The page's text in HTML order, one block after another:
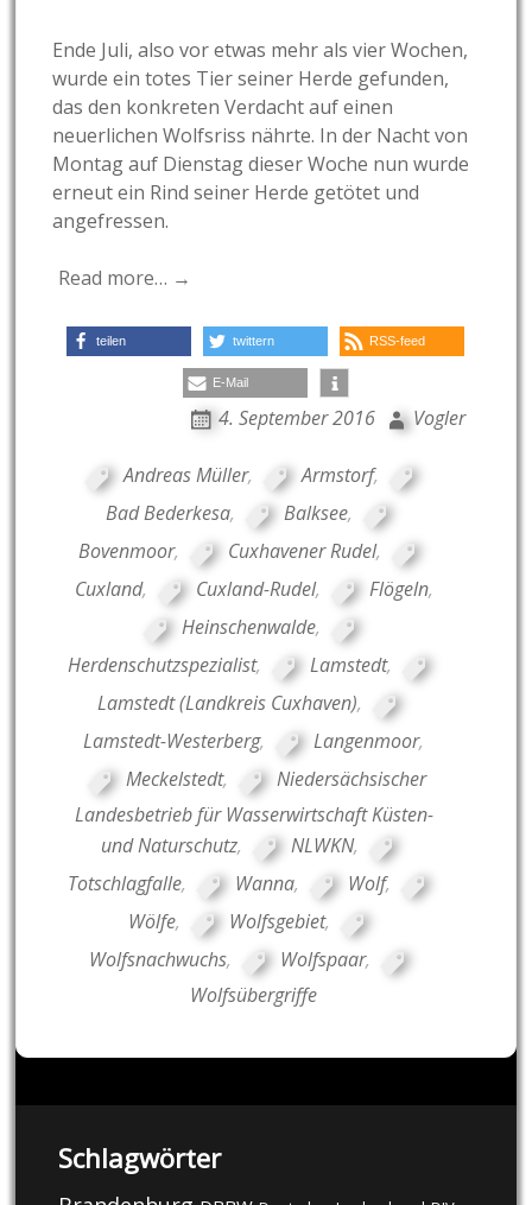
Ende Juli, also vor etwas mehr als vier Wochen,
wurde ein totes Tier seiner Herde gefunden,
das den konkreten Verdacht auf einen
neuerlichen Wolfsriss nährte. In der Nacht von
Montag auf Dienstag dieser Woche nun wurde
erneut ein Rind seiner Herde getötet und
angefressen.
Read more… →
teilen twittern RSS-feed
E-Mail
4. September 2016 Vogler
Andreas Müller, Armstorf,
Bad Bederkesa, Balksee,
Bovenmoor, Cuxhavener Rudel,
Cuxland, Cuxland-Rudel, Flögeln,
Heinschenwalde,
Herdenschutzspezialist, Lamstedt,
Lamstedt (Landkreis Cuxhaven),
Lamstedt-Westerberg, Langenmoor,
Meckelstedt,
Niedersächsischer
Landesbetrieb für Wasserwirtschaft Küsten-
und Naturschutz, NLWKN,
Totschlagfalle, Wanna, Wolf,
Wölfe, Wolfsgebiet,
Wolfsnachwuchs, Wolfspaar,
Wolfsübergriffe
Schlagwörter